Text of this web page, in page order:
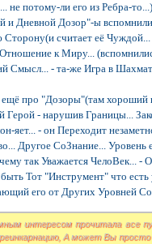
не потому-ли его из Ребра-
и Дневной Дозор"-ы
считает её
к Миру...
Смысл... - та-же Игра в
ещё про "Дозоры"(там хороший
Герой - нарушив Границы...
яет... - он Переходит
Другое СоЗнание... Уровень
так Уважается ЧелоВек... -
Тот "Инструмент" что
его от Других Уровней
интересом прочитала все
А может Вы просто